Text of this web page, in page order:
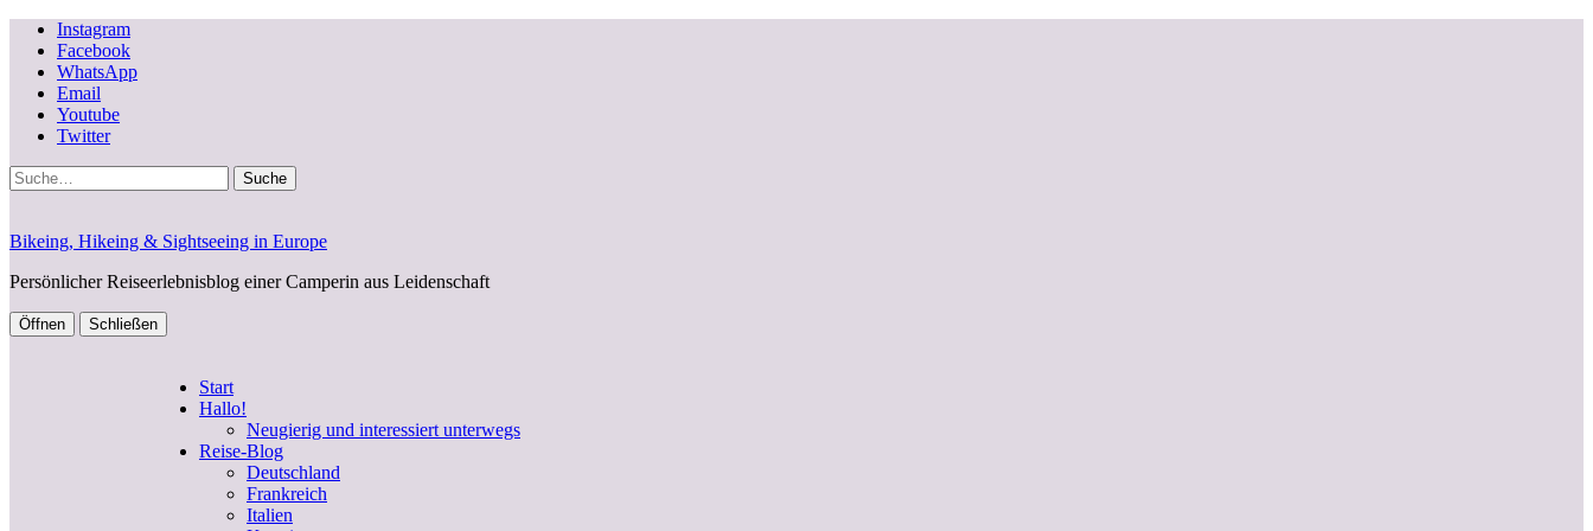
Instagram
Facebook
WhatsApp
Email
Youtube
Twitter
Suche
Bikeing, Hikeing & Sightseeing in Europe
Persönlicher Reiseerlebnisblog einer Camperin aus Leidenschaft
Öffnen Schließen
Start
Hallo!
Neugierig und interessiert unterwegs
Reise-Blog
Deutschland
Frankreich
Italien